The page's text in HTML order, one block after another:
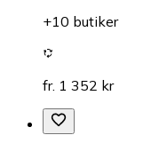
+10 butiker
fr. 1 352 kr